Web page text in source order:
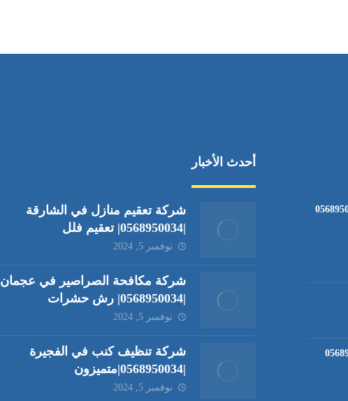
أحدث الأخبار
شركة تعقيم منازل في الشارقة
|0568950034| تعقيم فلل
نوفمبر 5, 2024
شركة مكافحة الصراصير في عجمان
|0568950034| رش حشرات
نوفمبر 5, 2024
شركة تنظيف كنب في الفجيرة
|0568950034|متميزون
نوفمبر 5, 2024